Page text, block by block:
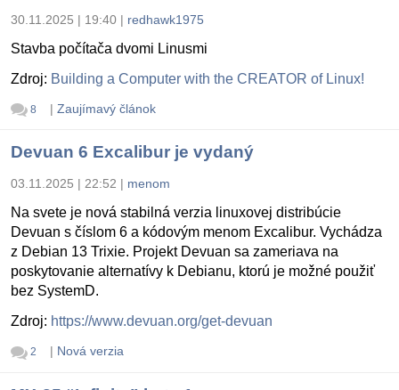
30.11.2025 | 19:40 | redhawk1975
Stavba počítača dvomi Linusmi
Zdroj: Building a Computer with the CREATOR of Linux!
8 | Zaujímavý článok
Devuan 6 Excalibur je vydaný
03.11.2025 | 22:52 | menom
Na svete je nová stabilná verzia linuxovej distribúcie
Devuan s číslom 6 a kódovým menom Excalibur. Vychádza
z Debian 13 Trixie. Projekt Devuan sa zameriava na
poskytovanie alternatívy k Debianu, ktorú je možné použiť
bez SystemD.
Zdroj: https://www.devuan.org/get-devuan
2 | Nová verzia